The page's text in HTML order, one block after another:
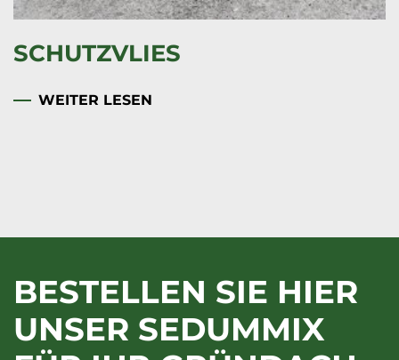
DRÄNAGEFOLIE
BESTELLEN SIE HIER
UNSER SEDUMMIX